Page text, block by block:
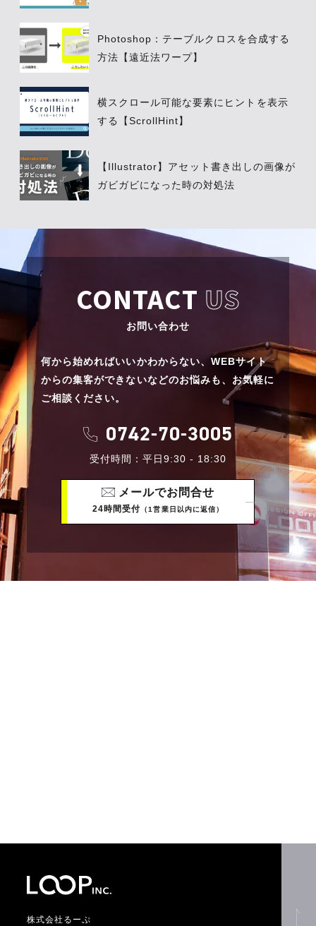
Photoshop：テーブルクロスを合成する
方法【遠近法ワープ】
横スクロール可能な要素にヒントを表示
する【ScrollHint】
【Illustrator】アセット書き出しの画像が
ガビガビになった時の対処法
CONTACT US
お問い合わせ
何から始めればいいかわからない、 WEBサイト
からの集客ができないなどのお悩みも、 お気軽に
ご相談ください。
0742-70-3005
受付時間：平日9:30 - 18:30
メールでお問合せ
24時間受付 （1営業日以内に返信）
株式会社るーぷ